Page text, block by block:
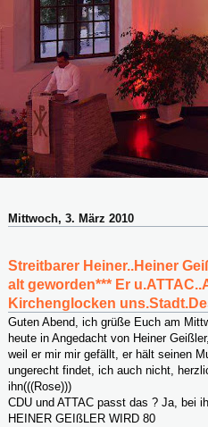
Mittwoch, 3. März 2010
Streitbarer Heiner..Heiner
alt geworden*** Er
Kirchenglocken
Guten Abend, ich grüße Euch am
heute in Angedacht von Heiner
weil er mir mir gefällt, er hält seinen
ungerecht findet, ich auch nicht,
ihn(((Rose)))
CDU und ATTAC passt das ? Ja, bei
HEINER GEIßLER WIRD 80